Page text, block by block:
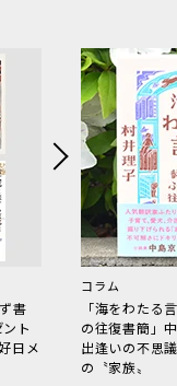
書
ト
日メ
コラム
「海をわた
の往復書簡」
出逢いの不思
の〝家族〟